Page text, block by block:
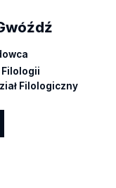
Filologiczny